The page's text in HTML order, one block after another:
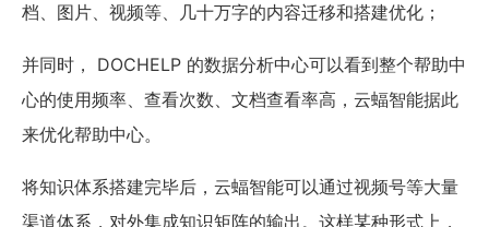
档、图片、视频等、几十万字的内容迁移和搭建优化；
并同时， DOCHELP 的数据分析中心可以看到整个帮助中
心的使用频率、查看次数、文档查看率高，云蝠智能据此
来优化帮助中心。
将知识体系搭建完毕后，云蝠智能可以通过视频号等大量
渠道体系，对外集成知识矩阵的输出。这样某种形式上，